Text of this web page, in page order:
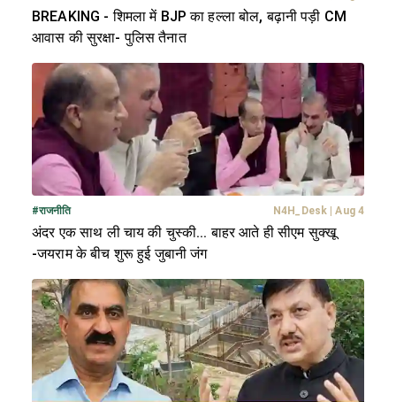
BREAKING - शिमला में BJP का हल्ला बोल, बढ़ानी पड़ी CM
आवास की सुरक्षा- पुलिस तैनात
#राजनीति N4H_Desk Aug 4
अंदर एक साथ ली चाय की चुस्की... बाहर आते ही सीएम सुक्खू
-जयराम के बीच शुरू हुई जुबानी जंग